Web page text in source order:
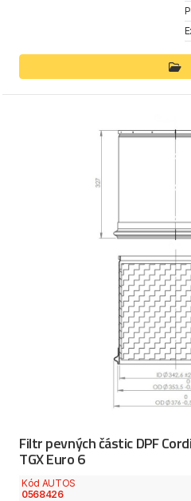
Filtr pevných částic DPF
TGX Euro 6
Kód AUTOS
0568426